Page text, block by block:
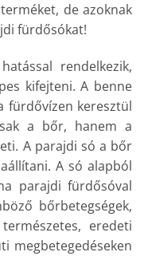
de azoknak
fürdősókat!
rendelkezik,
kifejteni. A benne
fürdővízen keresztül
a bőr, hanem a
A parajdi só a bőr
A só alapból
parajdi fürdősóval
bőrbetegségek,
eredeti
megbetegedéseken